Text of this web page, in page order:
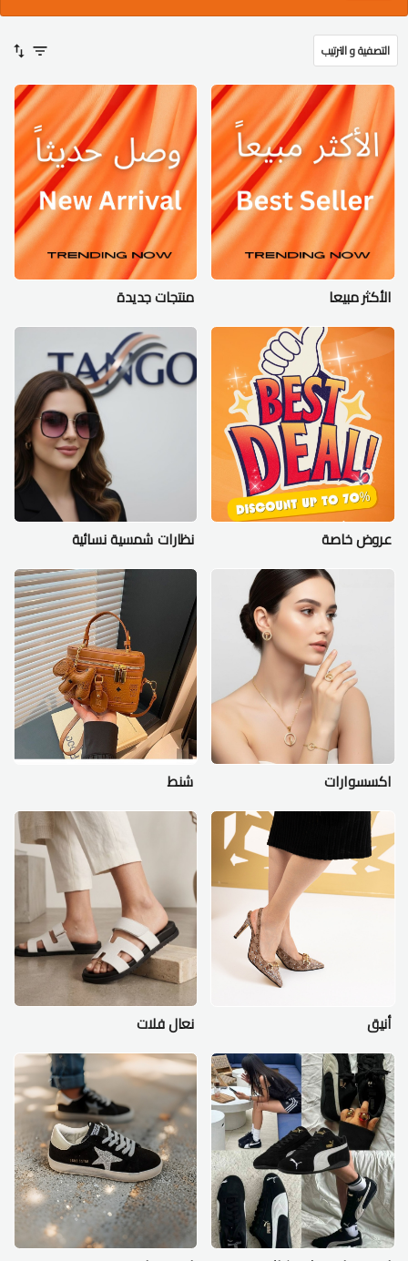
التصفية و الترتيب
الأكثر مبيعا منتجات جديدة
عروض خاصة نظارات شمسية نسائية
اكسسوارات شنط
أنيق نعال فلات